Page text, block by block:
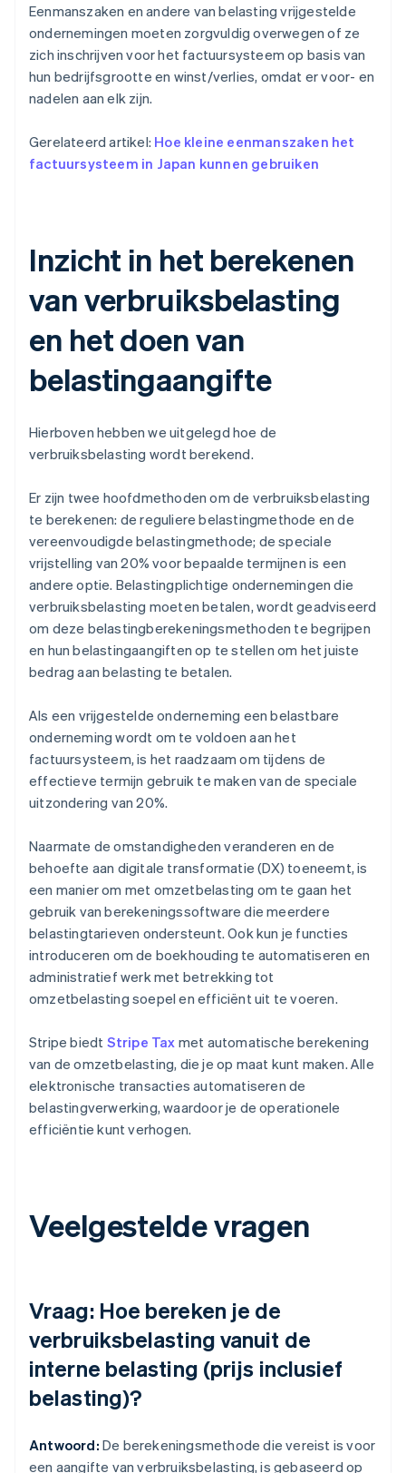
Eenmanszaken en andere van belasting vrijgestelde
ondernemingen moeten zorgvuldig overwegen of ze
zich inschrijven voor het factuursysteem op basis van
hun bedrijfsgrootte en winst/verlies, omdat er voor- en
nadelen aan elk zijn.
Gerelateerd artikel: Hoe kleine eenmanszaken het
factuursysteem in Japan kunnen gebruiken
Inzicht in het berekenen
van verbruiksbelasting
en het doen van
belastingaangifte
Hierboven hebben we uitgelegd hoe de
verbruiksbelasting wordt berekend.
Er zijn twee hoofdmethoden om de verbruiksbelasting
te berekenen: de reguliere belastingmethode en de
vereenvoudigde belastingmethode; de speciale
vrijstelling van 20% voor bepaalde termijnen is een
andere optie. Belastingplichtige ondernemingen die
verbruiksbelasting moeten betalen, wordt geadviseerd
om deze belastingberekeningsmethoden te begrijpen
en hun belastingaangiften op te stellen om het juiste
bedrag aan belasting te betalen.
Als een vrijgestelde onderneming een belastbare
onderneming wordt om te voldoen aan het
factuursysteem, is het raadzaam om tijdens de
effectieve termijn gebruik te maken van de speciale
uitzondering van 20%.
Naarmate de omstandigheden veranderen en de
behoefte aan digitale transformatie (DX) toeneemt, is
een manier om met omzetbelasting om te gaan het
gebruik van berekeningssoftware die meerdere
belastingtarieven ondersteunt. Ook kun je functies
introduceren om de boekhouding te automatiseren en
administratief werk met betrekking tot
omzetbelasting soepel en efficiënt uit te voeren.
Stripe biedt Stripe Tax met automatische berekening
van de omzetbelasting, die je op maat kunt maken. Alle
elektronische transacties automatiseren de
belastingverwerking, waardoor je de operationele
efficiëntie kunt verhogen.
Veelgestelde vragen
Vraag: Hoe bereken je de
verbruiksbelasting vanuit de
interne belasting (prijs inclusief
belasting)?
Antwoord: De berekeningsmethode die vereist is voor
een aangifte van verbruiksbelasting, is gebaseerd op